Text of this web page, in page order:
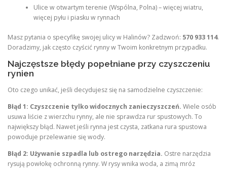
Ulice w otwartym terenie (Wspólna, Polna) – więcej wiatru,
więcej pyłu i piasku w rynnach
Masz pytania o specyfikę swojej ulicy w Halinów? Zadzwoń: 570 933 114.
Doradzimy, jak często czyścić rynny w Twoim konkretnym przypadku.
Najczęstsze błędy popełniane przy czyszczeniu
rynien
Oto czego unikać, jeśli decydujesz się na samodzielne czyszczenie:
Błąd 1: Czyszczenie tylko widocznych zanieczyszczeń. Wiele osób
usuwa liście z wierzchu rynny, ale nie sprawdza rur spustowych. To
największy błąd. Nawet jeśli rynna jest czysta, zatkana rura spustowa
powoduje przelewanie się wody.
Błąd 2: Używanie szpadla lub ostrego narzędzia. Ostre narzędzia
rysują powłokę ochronną rynny. W rysy wnika woda, a zimą mróz